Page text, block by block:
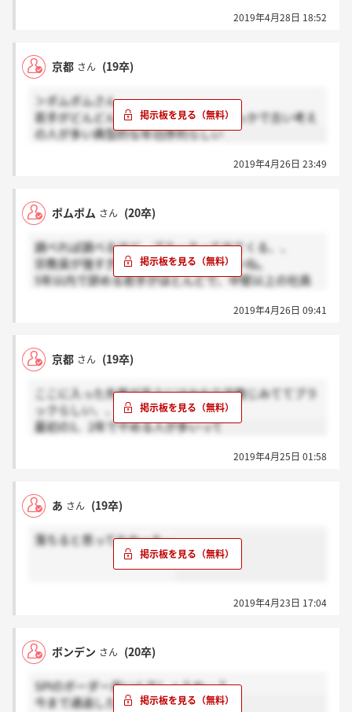
2019年4月28日 18:52
京都 さん (19卒)
＞ポムポムさん
若手がどんどん辞めていくから中堅ばっかで古い考え
の人が多い典型的な年功序列らしい
2019年4月26日 23:49
ポムポム さん (20卒)
調べれば調べるほど、ブラックって出てくる、、
宗教臭が強すぎて、朝礼がやばいらしいね。
5年以内で辞める若手がほとんどで、中堅以上の社員
2019年4月26日 09:41
京都 さん (19卒)
ここに入った先輩が言うにはかなり宗教じみててブラ
ックらしい、、
最初の1、2年でやめる人が多いって
2019年4月25日 01:58
あ さん (19卒)
落ちると思ってなかった…
2019年4月23日 17:04
ボンデン さん (20卒)
SPIのボーダー高いんでしょうか…？
今まで通過したことなくて不安です。